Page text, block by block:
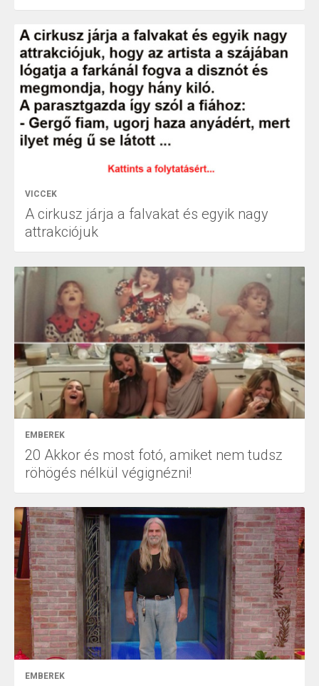
VICCEK
A cirkusz járja a falvakat és egyik nagy
attrakciójuk
EMBEREK
20 Akkor és most fotó, amiket nem tudsz
röhögés nélkül végignézni!
EMBEREK